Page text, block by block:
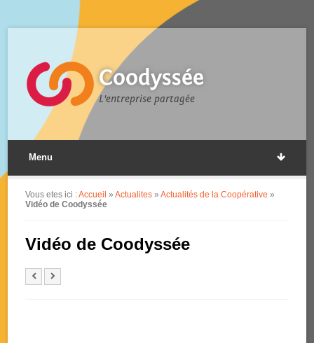
Coodyssée
L'entreprise partagée
Menu
Vous etes ici :Accueil »Actualites »Actualités de la Coopérative »
Vidéo de Coodyssée
Vidéo de Coodyssée